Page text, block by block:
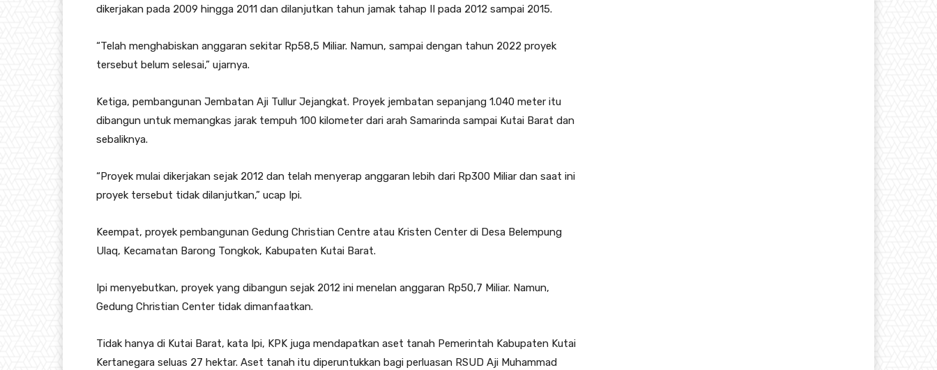
dikerjakan pada 2009 hingga 2011 dan dilanjutkan tahun jamak tahap II pada 2012 sampai 2015.
“Telah menghabiskan anggaran sekitar Rp58,5 Miliar. Namun, sampai dengan tahun 2022 proyek
tersebut belum selesai,” ujarnya.
Ketiga, pembangunan Jembatan Aji Tullur Jejangkat. Proyek jembatan sepanjang 1.040 meter itu
dibangun untuk memangkas jarak tempuh 100 kilometer dari arah Samarinda sampai Kutai Barat dan
sebaliknya.
“Proyek mulai dikerjakan sejak 2012 dan telah menyerap anggaran lebih dari Rp300 Miliar dan saat ini
proyek tersebut tidak dilanjutkan,” ucap Ipi.
Keempat, proyek pembangunan Gedung Christian Centre atau Kristen Center di Desa Belempung
Ulaq, Kecamatan Barong Tongkok, Kabupaten Kutai Barat.
Ipi menyebutkan, proyek yang dibangun sejak 2012 ini menelan anggaran Rp50,7 Miliar. Namun,
Gedung Christian Center tidak dimanfaatkan.
Tidak hanya di Kutai Barat, kata Ipi, KPK juga mendapatkan aset tanah Pemerintah Kabupaten Kutai
Kertanegara seluas 27 hektar. Aset tanah itu diperuntukkan bagi perluasan RSUD Aji Muhammad